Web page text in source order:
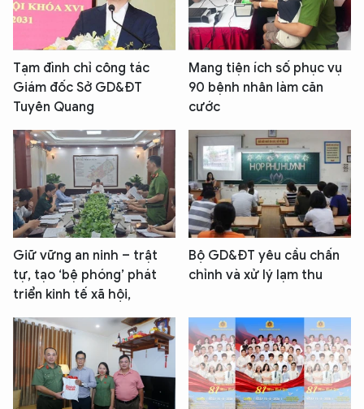
Tạm đình chỉ công tác
Giám đốc Sở GD&ĐT
Tuyên Quang
Mang tiện ích số phục vụ
90 bệnh nhân làm căn
cước
Giữ vững an ninh – trật
tự, tạo ‘bệ phóng’ phát
triển kinh tế xã hội,
Bộ GD&ĐT yêu cầu chấn
chỉnh và xử lý lạm thu